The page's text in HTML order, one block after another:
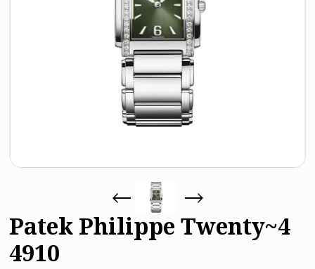
Patek Philippe Twenty~4
4910